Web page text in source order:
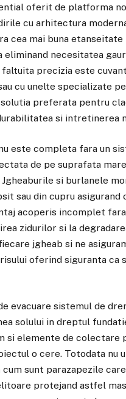
oferit de platforma
cu arhitectura
cea mai buna
eliminand necesitatea
precizia este
cu unelte specializate
preferata pentru
si intretinerea
este completa fara un
de pe suprafata
Jgheaburile si burlanele
sau din cupru
acoperis incomplet
zidurilor si la
jgheab si ne
oferind siguranta ca
evacuare sistemul de
solului in dreptul
si elemente de colectare
o cere. Totodata
sunt parazapezile
protejand astfel